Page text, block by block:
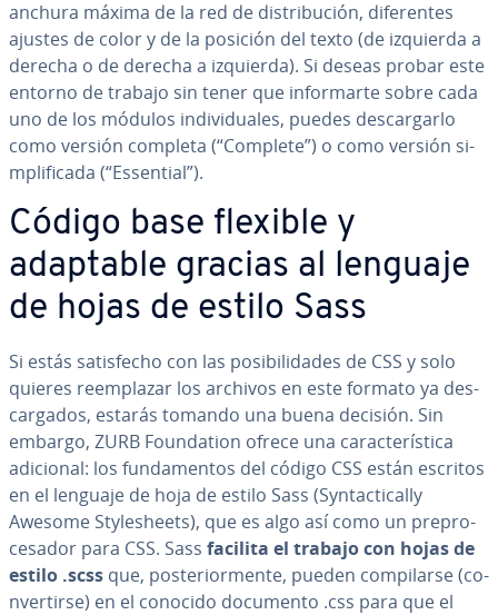
anchura máxima de la red de di­s­tri­bu­ción, di­fe­re­n­tes
ajustes de color y de la posición del texto (de izquierda a
derecha o de derecha a izquierda). Si deseas probar este
entorno de trabajo sin tener que in­fo­r­mar­te sobre cada
uno de los módulos in­di­vi­dua­les, puedes de­s­ca­r­gar­lo
como versión completa (“Complete”) o como versión si­
m­pli­fi­ca­da (“Essential”).
Código base flexible y
adaptable gracias al lenguaje
de hojas de estilo Sass
Si estás sa­ti­s­fe­cho con las po­si­bi­li­da­des de CSS y solo
quieres re­em­pla­zar los archivos en este formato ya de­s­
ca­r­ga­dos, estarás tomando una buena decisión. Sin
embargo, ZURB Fou­n­da­tion ofrece una ca­ra­c­te­rí­s­ti­ca
adicional: los fu­n­da­me­n­tos del código CSS están escritos
en el lenguaje de hoja de estilo Sass (Sy­n­ta­c­ti­ca­lly
Awesome St­y­le­sheets), que es algo así como un pre­pro­
ce­sa­dor para CSS. Sass facilita el trabajo con hojas de
estilo .scss que, po­s­te­rio­r­me­n­te, pueden co­m­pi­lar­se (co­
n­ve­r­ti­r­se) en el conocido documento .css para que el